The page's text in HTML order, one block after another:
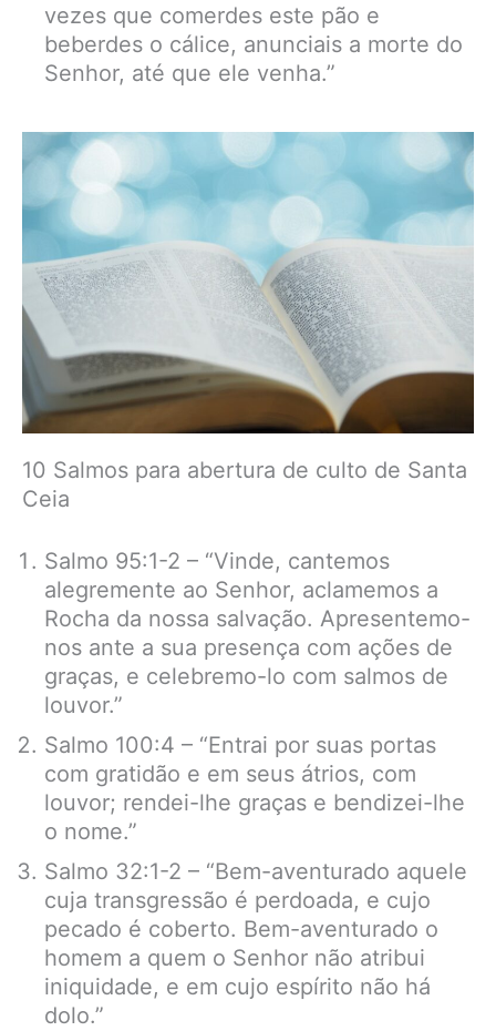
vezes que comerdes este pão e
beberdes o cálice, anunciais a morte do
Senhor, até que ele venha.”
10 Salmos para abertura de culto de Santa
Ceia
Salmo 95:1-2 – “Vinde, cantemos
alegremente ao Senhor, aclamemos a
Rocha da nossa salvação. Apresentemo-
nos ante a sua presença com ações de
graças, e celebremo-lo com salmos de
louvor.”
Salmo 100:4 – “Entrai por suas portas
com gratidão e em seus átrios, com
louvor; rendei-lhe graças e bendizei-lhe
o nome.”
Salmo 32:1-2 – “Bem-aventurado aquele
cuja transgressão é perdoada, e cujo
pecado é coberto. Bem-aventurado o
homem a quem o Senhor não atribui
iniquidade, e em cujo espírito não há
dolo.”